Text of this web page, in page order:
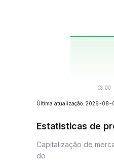
Última atualização: 2026-08-
Estatisticas de
Capitalização de
do